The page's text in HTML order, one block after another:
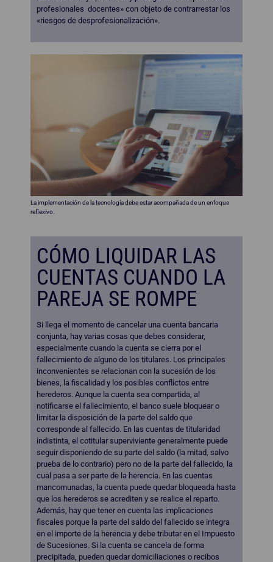
profesionales docentes» con objeto de contrarrestar los
«riesgos de desprofesionalización».
La implementación de la tecnología debe estar acompañada de un enfoque
reflexivo.
CÓMO LIQUIDAR LAS
CUENTAS CUANDO LA
PAREJA SE ROMPE
Si llega el momento de cancelar una cuenta bancaria
conjunta, hay varias cosas que debes considerar,
especialmente cuando la cuenta se cierra por el
fallecimiento de alguno de los titulares. Los principales
inconvenientes se relacionan con la sucesión de los
bienes, la fiscalidad y los posibles conflictos entre
herederos. Aunque la cuenta sea compartida, al
notificarse el fallecimiento, el banco suele bloquear o
limitar la disposición de la parte del saldo que
corresponde al fallecido. En las cuentas de titularidad
indistinta, el cotitular superviviente generalmente puede
seguir disponiendo de su parte del saldo (la mitad, salvo
prueba de lo contrario) pero no de la parte del fallecido, la
cual pasa a ser parte de la herencia. En las cuentas
mancomunadas, la cuenta puede quedar bloqueada hasta
que los herederos se acrediten y se realice el reparto.
Además, hay que tener en cuenta las implicaciones
fiscales porque la parte del saldo del fallecido se integra
en el importe de la herencia y debe tributar en el Impuesto
de Sucesiones. Si la cuenta se cancela de forma
precipitada, pueden quedar domiciliaciones o recibos